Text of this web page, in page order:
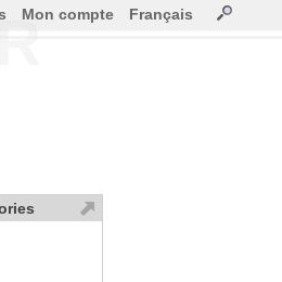
Mon compte Français